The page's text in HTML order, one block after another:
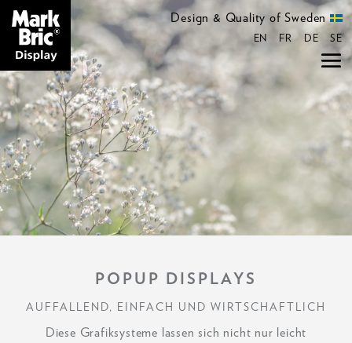
Design & Quality of Sweden
EN FR DE SE
POPUP DISPLAYS
AUFFALLEND, EINFACH UND WIRTSCHAFTLICH
Diese Grafiksysteme lassen sich nicht nur leicht